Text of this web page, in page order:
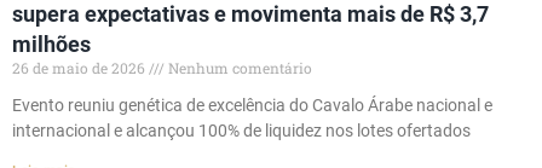
supera expectativas e movimenta mais de R$ 3,7
milhões
26 de maio de 2026
Nenhum comentário
Evento reuniu genética de excelência do Cavalo Árabe nacional e
internacional e alcançou 100% de liquidez nos lotes ofertados